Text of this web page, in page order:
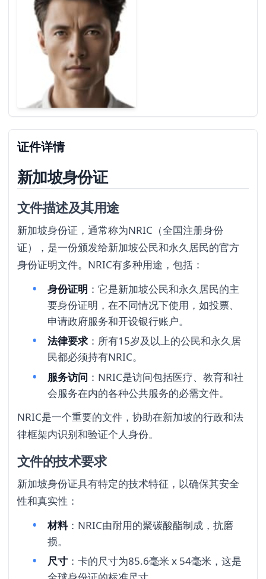
证件详情
新加坡身份证
文件描述及其用途
新加坡身份证，通常称为NRIC（全国注册身份
证），是一份颁发给新加坡公民和永久居民的官方
身份证明文件。NRIC有多种用途，包括：
身份证明 ：它是新加坡公民和永久居民的主
要身份证明，在不同情况下使用，如投票、
申请政府服务和开设银行账户。
法律要求：所有15岁及以上的公民和永久居
民都必须持有NRIC。
服务访问 ：NRIC是访问包括医疗、教育和社
会服务在内的各种公共服务的必需文件。
NRIC是一个重要的文件，协助在新加坡的行政和法
律框架内识别和验证个人身份。
文件的技术要求
新加坡身份证具有特定的技术特征，以确保其安全
性和真实性：
材料：NRIC由耐用的聚碳酸酯制成，抗磨
损。
尺寸 ：卡的尺寸为85.6毫米 x 54毫米，这是